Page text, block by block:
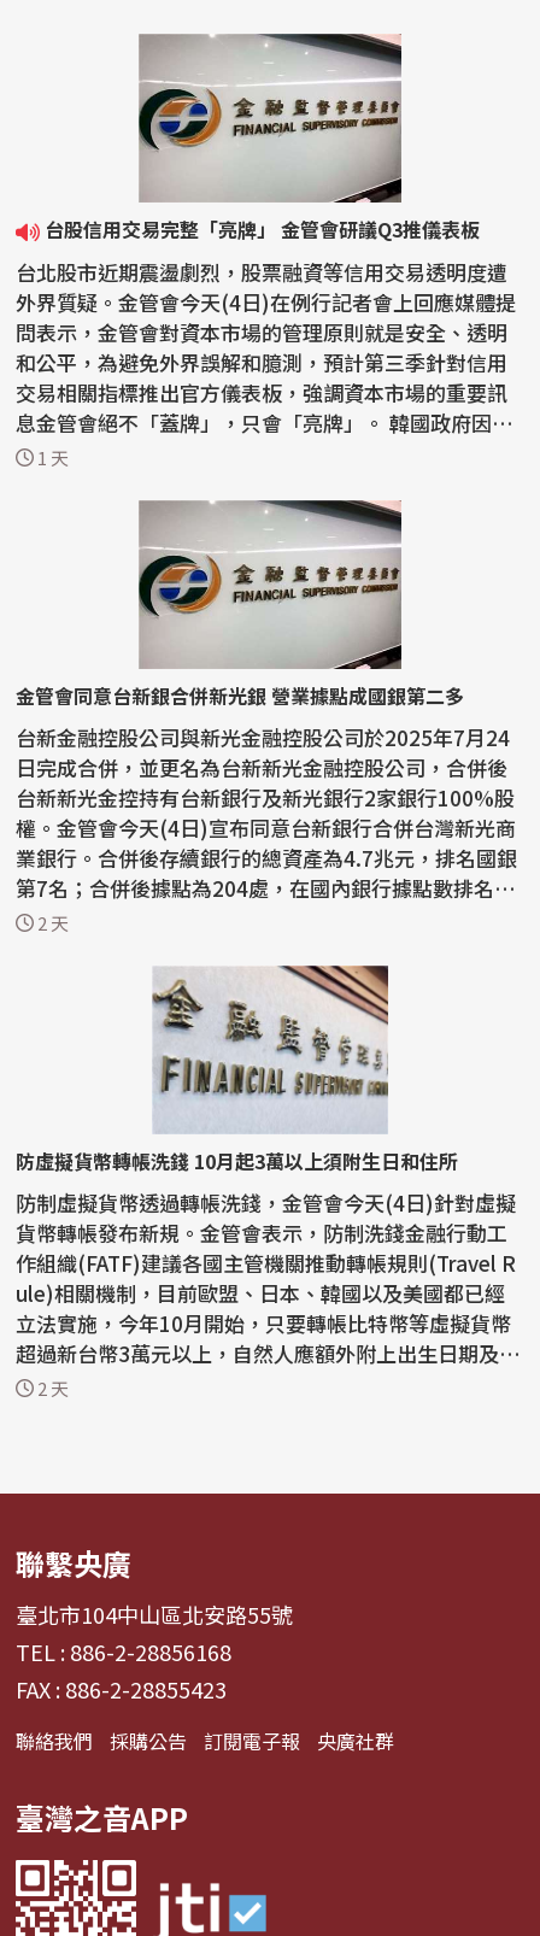
台股信用交易完整「亮牌」 金管會研議Q3推儀表板
台北股市近期震盪劇烈，股票融資等信用交易透明度遭
外界質疑。金管會今天(4日)在例行記者會上回應媒體提
問表示，金管會對資本市場的管理原則就是安全、透明
和公平，為避免外界誤解和臆測，預計第三季針對信用
交易相關指標推出官方儀表板，強調資本市場的重要訊
息金管會絕不「蓋牌」，只會「亮牌」。 韓國政府因開
放單...
1 天
金管會同意台新銀合併新光銀 營業據點成國銀第二多
台新金融控股公司與新光金融控股公司於2025年7月24
日完成合併，並更名為台新新光金融控股公司，合併後
台新新光金控持有台新銀行及新光銀行2家銀行100%股
權。金管會今天(4日)宣布同意台新銀行合併台灣新光商
業銀行。合併後存續銀行的總資產為4.7兆元，排名國銀
第7名；合併後據點為204處，在國內銀行據點數排名第
二。 ...
2 天
防虛擬貨幣轉帳洗錢 10月起3萬以上須附生日和住所
防制虛擬貨幣透過轉帳洗錢，金管會今天(4日)針對虛擬
貨幣轉帳發布新規。金管會表示，防制洗錢金融行動工
作組織(FATF)建議各國主管機關推動轉帳規則(Travel R
ule)相關機制，目前歐盟、日本、韓國以及美國都已經
立法實施，今年10月開始，只要轉帳比特幣等虛擬貨幣
超過新台幣3萬元以上，自然人應額外附上出生日期及住
所地...
2 天
聯繫央廣
臺北市104中山區北安路55號
TEL : 886-2-28856168
FAX : 886-2-28855423
聯絡我們 採購公告 訂閱電子報 央廣社群
臺灣之音APP